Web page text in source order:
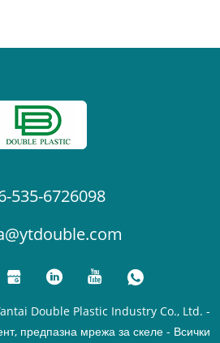
535-6726098
Double Plastic Industry Co., Ltd. -
предпазна мрежа за скеле - Всички